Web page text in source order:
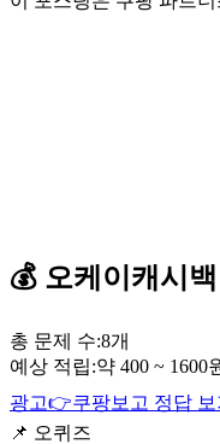
💰 오케이캐시백
총 문제 수:8개
예상 적립:약 400 ~ 1600
광고👉쿠팡보고 정답 보
📌 오퀴즈